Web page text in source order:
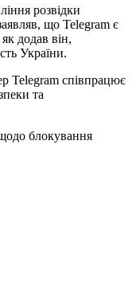
розвідки
що Telegram є
додав він,
України.
Telegram співпрацює
та
блокування